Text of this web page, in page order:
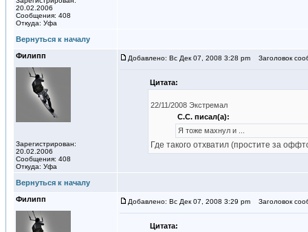
20.02.2006
Сообщения: 408
Откуда: Уфа
Вернуться к началу
Филипп
Зарегистрирован:
20.02.2006
Сообщения: 408
Откуда: Уфа
Добавлено: Вс Дек 07, 2008 3:28 pm Заголовок
Цитата:
22/11/2008 Экстремал
С.С. писал(а):
Я тоже махнул и ...
Где такого отхватил (простите за
Вернуться к началу
Филипп
Добавлено: Вс Дек 07, 2008 3:29 pm Заголовок
Цитата: